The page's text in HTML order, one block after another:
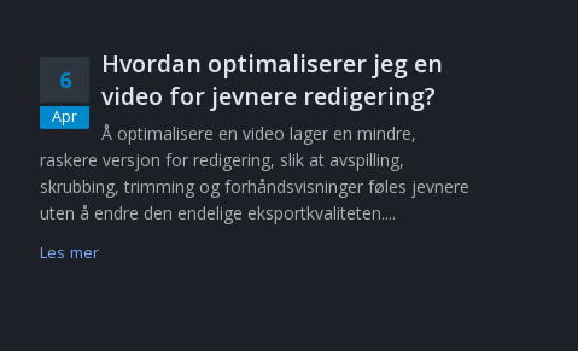
6
Apr
Hvordan optimaliserer jeg en
video for jevnere redigering?
Å optimalisere en video lager en mindre,
raskere versjon for redigering, slik at avspilling,
skrubbing, trimming og forhåndsvisninger føles jevnere
uten å endre den endelige eksportkvaliteten....
Les mer